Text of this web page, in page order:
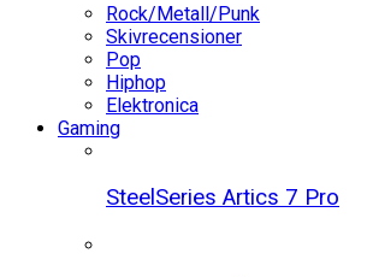
Rock/Metall/Punk
Skivrecensioner
Pop
Hiphop
Elektronica
Gaming
SteelSeries Artics 7 Pro